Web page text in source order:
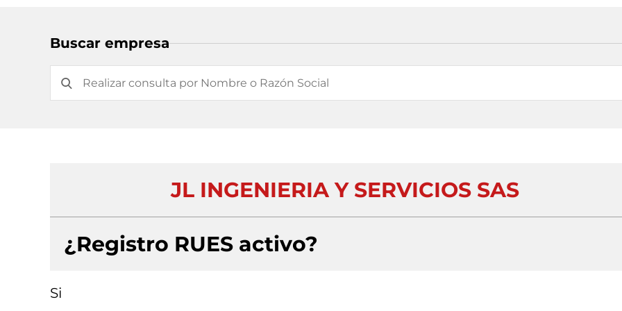
Buscar empresa
JL INGENIERIA Y SERVICIOS SAS
¿Registro RUES activo?
Si